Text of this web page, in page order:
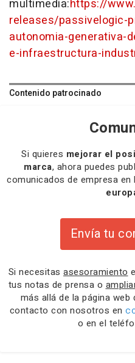
multimedia:https://
releases/passivelogic-
autonomia-generativa-
e-infraestructura-
Contenido patrocinado
Si quieres mejorar el
marca, ahora puedes
comunicados de empresa
Envía tu
Si necesitas asesoramiento
tus notas de prensa o
más allá de la página web
contacto con nosotros en
o en el